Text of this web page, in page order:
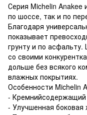
Серия Michelin Anakee
по шоссе, так и по
Благодаря
показывает
грунту и по
со своими
дольше без всякого
влажных покрытиях.
Особенности Michelin
- Кремнийсодержащий
- Улучшенная боковая